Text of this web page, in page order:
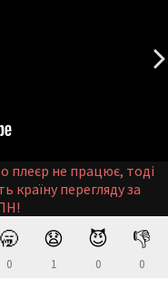
плеєр не працює, тоді
країну перегляду за
🥱
0
😧
1
😈
0
👎
0